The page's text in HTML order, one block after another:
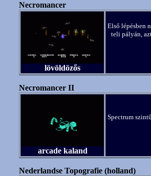
Necromancer
lövöldözős
Első lépésben
teli pályán,
Necromancer II
arcade kaland
Spectrum
Nederlandse Topografie (holland)